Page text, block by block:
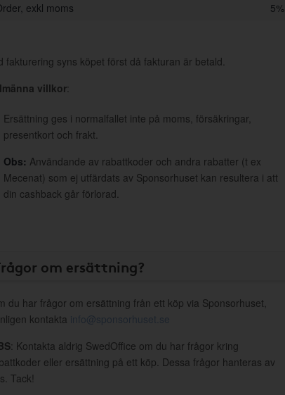
exkl moms 5%
fakturering syns köpet först då fakturan är betald.
villkor:
Ersättning ges i normalfallet inte på moms, försäkringar,
presentkort och frakt.
Obs: Användande av rabattkoder och andra rabatter (t ex
Mecenat) som ej utfärdats av Sponsorhuset kan resultera i att
din cashback går förlorad.
om ersättning?
du har frågor om ersättning från ett köp via Sponsorhuset,
kontakta info@sponsorhuset.se
: Kontakta aldrig SwedOffice om du har frågor kring
eller ersättning på ett köp. Dessa frågor hanteras av
Tack!